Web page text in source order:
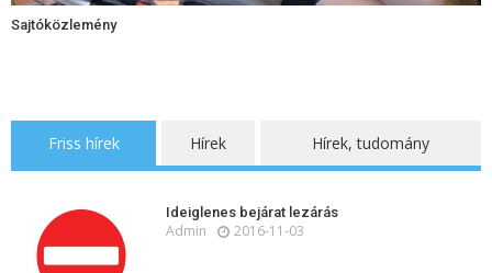
Sajtóközlemény
Friss hírek Hírek Hírek, tudomány
Ideiglenes bejárat lezárás
Admin 2016-11-03